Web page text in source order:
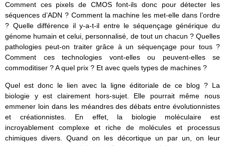
Comment ces pixels de CMOS font-ils donc pour détecter les
séquences d’ADN ? Comment la machine les met-elle dans l’ordre
? Quelle différence il y-a-t-il entre le séquençage générique du
génome humain et celui, personnalisé, de tout un chacun ? Quelles
pathologies peut-on traiter grâce à un séquençage pour tous ?
Comment ces technologies vont-elles ou peuvent-elles se
commoditiser ? A quel prix ? Et avec quels types de machines ?
Quel est donc le lien avec la ligne éditoriale de ce blog ? La
biologie y est clairement hors-sujet. Elle pourrait même nous
emmener loin dans les méandres des débats entre évolutionnistes
et créationnistes. En effet, la biologie moléculaire est
incroyablement complexe et riche de molécules et processus
chimiques divers. Quand on les décortique un par un, on leur